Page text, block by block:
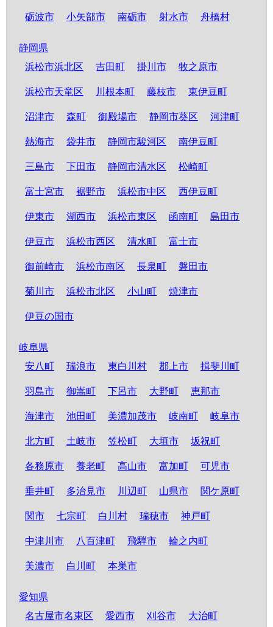
砺波市 小矢部市 南砺市 射水市 舟橋村
静岡県
浜松市浜北区
吉田町 掛川市 牧之原市
浜松市天竜区 川根本町 藤枝市 東伊豆町
沼津市 森町 御殿場市 静岡市葵区 河津町
熱海市 袋井市 静岡市駿河区 南伊豆町
三島市 下田市 静岡市清水区 松崎町
富士宮市 裾野市 浜松市中区 西伊豆町
伊東市 湖西市 浜松市東区 函南町 島田市
伊豆市 浜松市西区 清水町 富士市
御前崎市 浜松市南区 長泉町 磐田市
菊川市 浜松市北区 小山町 焼津市
伊豆の国市
岐阜県
安八町
瑞浪市 東白川村 郡上市 揖斐川町
羽島市 御嵩町 下呂市 大野町 恵那市
海津市 池田町 美濃加茂市 岐南町 岐阜市
北方町 土岐市 笠松町 大垣市 坂祝町
各務原市 養老町 高山市 富加町 可児市
垂井町 多治見市 川辺町 山県市 関ケ原町
関市 七宗町 白川村 瑞穂市 神戸町
中津川市 八百津町 飛騨市 輪之内町
美濃市 白川町 本巣市
愛知県
名古屋市名東区
愛西市 刈谷市 大治町